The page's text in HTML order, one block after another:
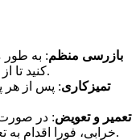
بازرسی منظم: به طور
کنید تا از سالم بودن آنها اطمینان حاصل کنید.
تمیزکاری: پس از هر
تعمیر و تعویض: در
خرابی، فورا اقدام به تعمیر یا تعویض قطعه مورد نظر کنید.